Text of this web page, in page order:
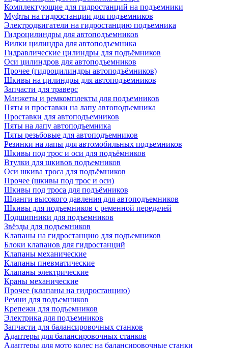
Комплектующие для гидростанций на подъемники
Муфты на гидростанции для подъемников
Электродвигатели на гидростанцию подъемника
Гидроцилиндры для автоподъемников
Вилки цилиндра для автоподъемника
Гидравлические цилиндры для подъёмников
Оси цилиндров для автоподъемников
Прочее (гидроцилиндры автоподъёмников)
Шкивы на цилиндры для автоподъемников
Запчасти для траверс
Манжеты и ремкомплекты для подъемников
Пяты и проставки на лапу автоподъемника
Проставки для автоподъемников
Пяты на лапу автоподъемника
Пяты резьбовые для автоподъемников
Резинки на лапы для автомобильных подъемников
Шкивы под трос и оси для подъёмников
Втулки для шкивов подъемников
Оси шкива троса для подъёмников
Прочее (шкивы под трос и оси)
Шкивы под троса для подъёмников
Шланги высокого давления для автоподъемников
Шкивы для подъемников с ременной передачей
Подшипники для подъемников
Звёзды для подъемников
Клапаны на гидростанцию для подъемников
Блоки клапанов для гидростанций
Клапаны механические
Клапаны пневматические
Клапаны электрические
Краны механические
Прочее (клапаны на гидростанцию)
Ремни для подъемников
Крепежи для подъемников
Электрика для подъемников
Запчасти для балансировочных станков
Адаптеры для балансировочных станков
Адаптеры для мото колес на балансировочные станки